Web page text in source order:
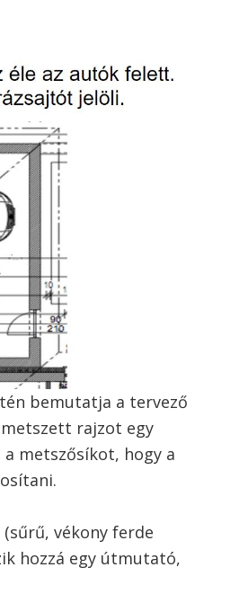
bemutatja a tervező
rajzot egy
metszősíkot, hogy a
vékony ferde
hozzá egy útmutató,